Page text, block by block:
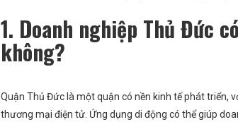
1. Doanh nghiệp Thủ Đức
không?
Quận Thủ Đức là một quận có nền kinh tế phát triển,
thương mại điện tử. Ứng dụng di động có thể giúp
2 Tháng 27 Ngày Vượt Qua “Ám Ảnh”